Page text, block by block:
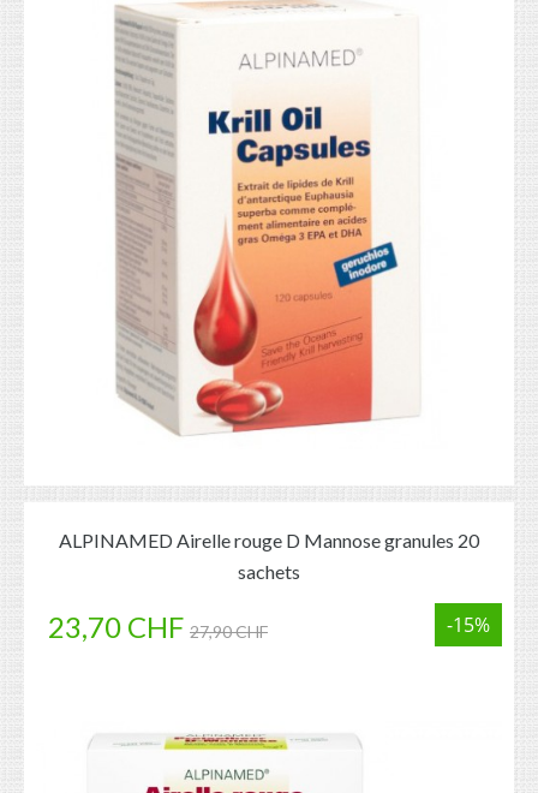
ALPINAMED Airelle rouge D Mannose granules 20
sachets
23,70 CHF 27,90 CHF -15%